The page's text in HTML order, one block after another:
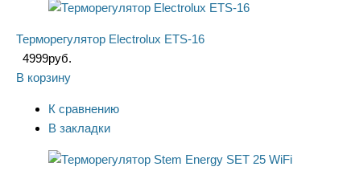
Терморегулятор Electrolux ETS-16
4999руб.
В корзину
К сравнению
В закладки